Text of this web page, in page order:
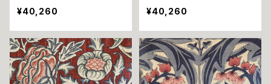
海外取寄せ品
¥40,260
海外取寄せ品
¥40,260